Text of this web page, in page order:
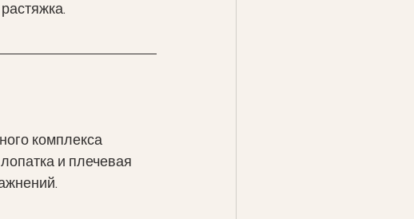
комплекса
и плечевая